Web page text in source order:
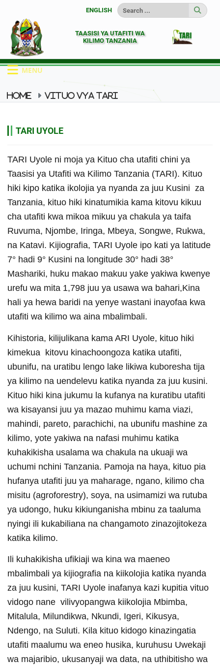
ENGLISH
TAASISI YA UTAFITI WA
KILIMO TANZANIA
MENU
HOME
VITUO VYA TARI
TARI UYOLE
TARI Uyole ni moja ya Kituo cha utafiti chini ya
Taasisi ya Utafiti wa Kilimo Tanzania (TARI). Kituo
hiki kipo katika ikolojia ya nyanda za juu Kusini za
Tanzania, kituo hiki kinatumikia kama kitovu kikuu
cha utafiti kwa mikoa mikuu ya chakula ya taifa
Ruvuma, Njombe, Iringa, Mbeya, Songwe, Rukwa,
na Katavi. Kijiografia, TARI Uyole ipo kati ya latitude
7° hadi 9° Kusini na longitude 30° hadi 38°
Mashariki, huku makao makuu yake yakiwa kwenye
urefu wa mita 1,798 juu ya usawa wa bahari,Kina
hali ya hewa baridi na yenye wastani inayofaa kwa
utafiti wa kilimo wa aina mbalimbali.
Kihistoria, kilijulikana kama ARI Uyole, kituo hiki
kimekua kitovu kinachoongoza katika utafiti,
ubunifu, na uratibu lengo lake likiwa kuboresha tija
ya kilimo na uendelevu katika nyanda za juu kusini.
Kituo hiki kina jukumu la kufanya na kuratibu utafiti
wa kisayansi juu ya mazao muhimu kama viazi,
mahindi, pareto, parachichi, na ubunifu mashine za
kilimo, yote yakiwa na nafasi muhimu katika
kuhakikisha usalama wa chakula na ukuaji wa
uchumi nchini Tanzania. Pamoja na haya, kituo pia
hufanya utafiti juu ya maharage, ngano, kilimo cha
misitu (agroforestry), soya, na usimamizi wa rutuba
ya udongo, huku kikiunganisha mbinu za taaluma
nyingi ili kukabiliana na changamoto zinazojitokeza
katika kilimo.
Ili kuhakikisha ufikiaji wa kina wa maeneo
mbalimbali ya kijiografia na kiikolojia katika nyanda
za juu kusini, TARI Uyole inafanya kazi kupitia vituo
vidogo nane vilivyopangwa kiikolojia Mbimba,
Mitalula, Milundikwa, Nkundi, Igeri, Kikusya,
Ndengo, na Suluti. Kila kituo kidogo kinazingatia
utafiti maalumu wa eneo husika, kuruhusu Uwekaji
wa majaribio, ukusanyaji wa data, na uthibitisho wa